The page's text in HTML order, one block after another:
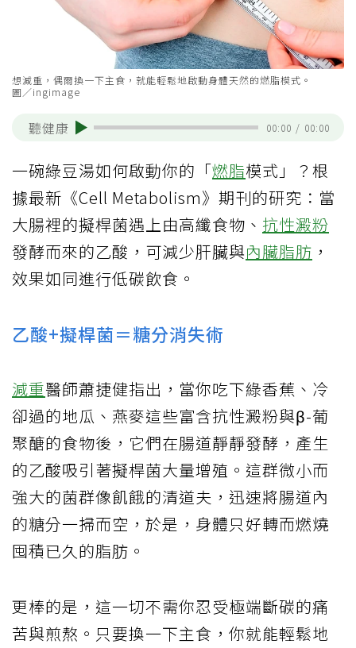
想減重，偶爾換一下主食，就能輕鬆地啟動身體天然的燃脂模式。
圖／ingimage
聽健康 00:00 / 00:00
一碗綠豆湯如何啟動你的「燃脂模式」？根
據最新《Cell Metabolism》期刊的研究：當
大腸裡的擬桿菌遇上由高纖食物、 抗性澱粉
發酵而來的乙酸，可減少肝臟與內臟脂肪 ，
效果如同進行低碳飲食。
乙酸+擬桿菌＝糖分消失術
減重醫師蕭捷健指出，當你吃下綠香蕉、冷
卻過的地瓜、燕麥這些富含抗性澱粉與β-葡
聚醣的食物後，它們在腸道靜靜發酵，產生
的乙酸吸引著擬桿菌大量增殖。這群微小而
強大的菌群像飢餓的清道夫，迅速將腸道內
的糖分一掃而空，於是，身體只好轉而燃燒
囤積已久的脂肪。
更棒的是，這一切不需你忍受極端斷碳的痛
苦與煎熬。只要換一下主食，你就能輕鬆地